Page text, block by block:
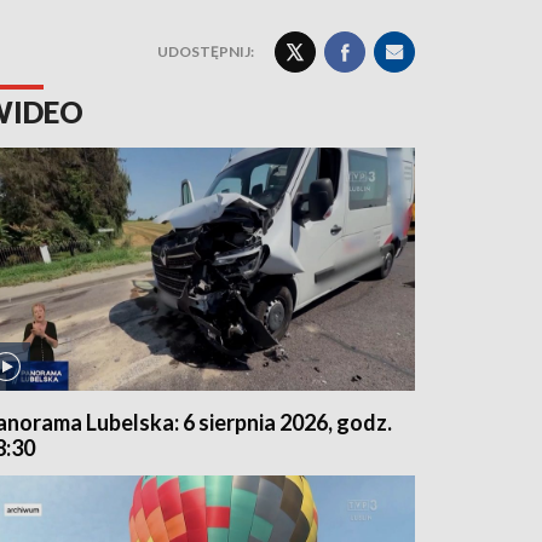
UDOSTĘPNIJ:
Lubelska: 6 sierpnia 2026, godz.